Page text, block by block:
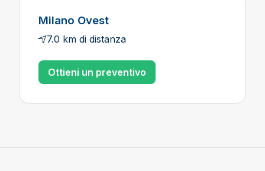
Milano Ovest
7.0 km di distanza
Ottieni un preventivo